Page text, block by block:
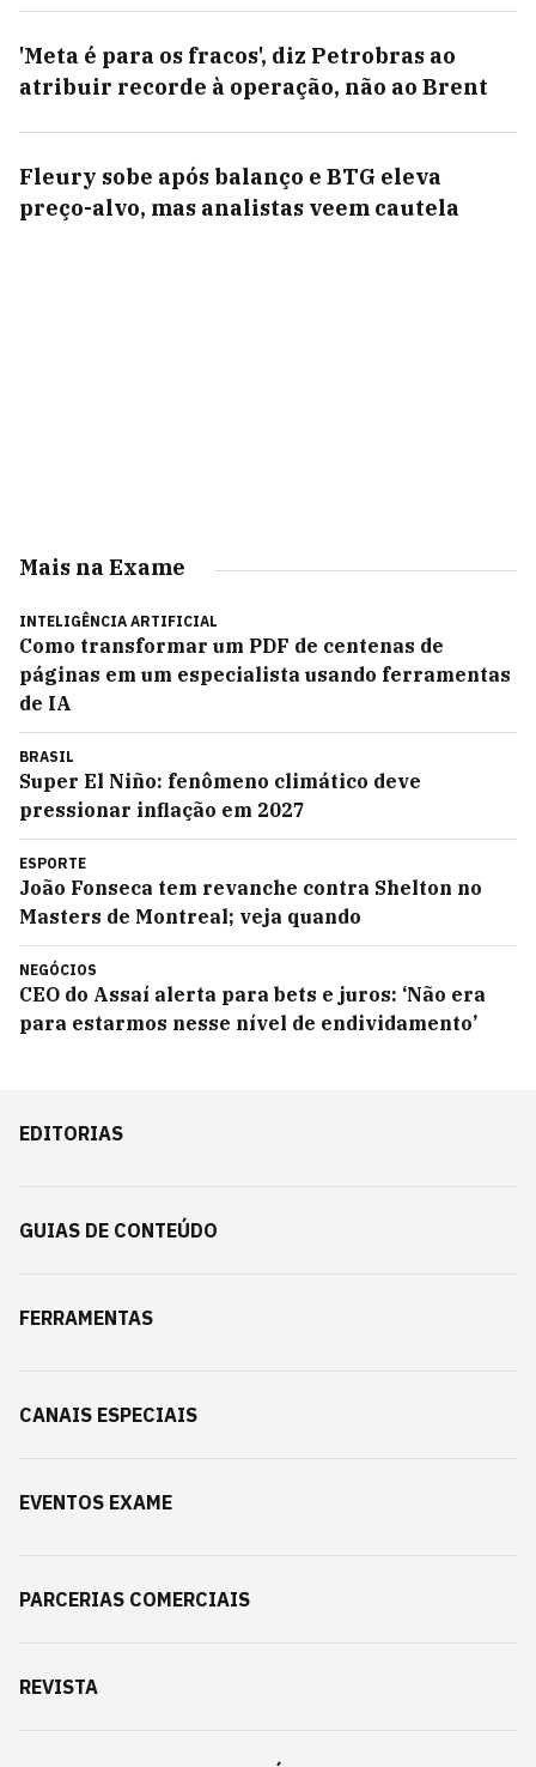
'Meta é para os fracos', diz Petrobras ao
atribuir recorde à operação, não ao Brent
Fleury sobe após balanço e BTG eleva
preço-alvo, mas analistas veem cautela
Mais na Exame
INTELIGÊNCIA ARTIFICIAL
Como transformar um PDF de centenas de
páginas em um especialista usando ferramentas
de IA
BRASIL
Super El Niño: fenômeno climático deve
pressionar inflação em 2027
ESPORTE
João Fonseca tem revanche contra Shelton no
Masters de Montreal; veja quando
NEGÓCIOS
CEO do Assaí alerta para bets e juros: ‘Não era
para estarmos nesse nível de endividamento’
EDITORIAS
GUIAS DE CONTEÚDO
FERRAMENTAS
CANAIS ESPECIAIS
EVENTOS EXAME
PARCERIAS COMERCIAIS
REVISTA